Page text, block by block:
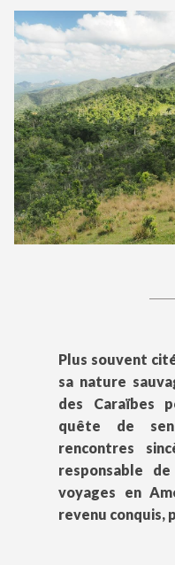
Plus souvent
sa nature
des Caraïbes
quête de
rencontres
responsable
voyages en
revenu conquis,